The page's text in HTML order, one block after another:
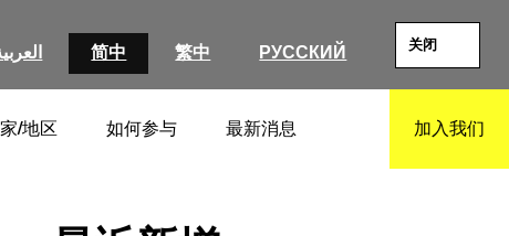
简中 繁中 РУССКИЙ 关闭
/地区 如何参与 最新消息 加入我们